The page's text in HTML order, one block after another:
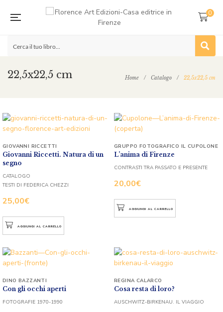
0
22,5x22,5 cm Home / Catalogo / 22,5x22,5 cm
Giovanni Riccetti. Natura di un
segno
25,00€
GIOVANNI RICCETTI
CATALOGO
TESTI DI FEDERICA CHEZZI
AGGIUNGI AL CARRELLO
L’anima di Firenze
20,00€
GRUPPO FOTOGRAFICO IL CUPOLONE
CONTRASTI TRA PASSATO E PRESENTE
AGGIUNGI AL CARRELLO
Con gli occhi aperti
DINO BAZZANTI
FOTOGRAFIE 1970-1990
Cosa resta di loro?
REGINA CALARCO
AUSCHWITZ-BIRKENAU. IL VIAGGIO